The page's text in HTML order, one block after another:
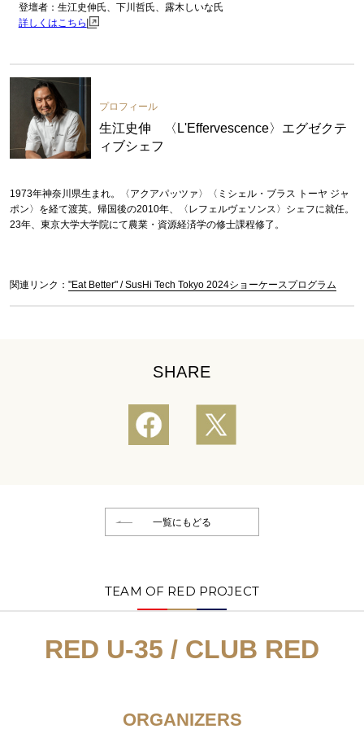
登壇者：生江史伸氏、下川哲氏、露木しいな氏
詳しくはこちら
プロフィール
生江史伸 〈L'Effervescence〉エグゼクテ
ィブシェフ
1973年神奈川県生まれ。〈アクアパッツァ〉〈ミシェル・ブラス トーヤ ジャ
ポン〉を経て渡英。帰国後の2010年、〈レフェルヴェソンス〉シェフに就任。
23年、東京大学大学院にて農業・資源経済学の修士課程修了。
関連リンク： "Eat Better" / SusHi Tech Tokyo 2024ショーケースプログラム
SHARE
一覧にもどる
TEAM OF RED PROJECT
RED U-35 / CLUB RED
ORGANIZERS